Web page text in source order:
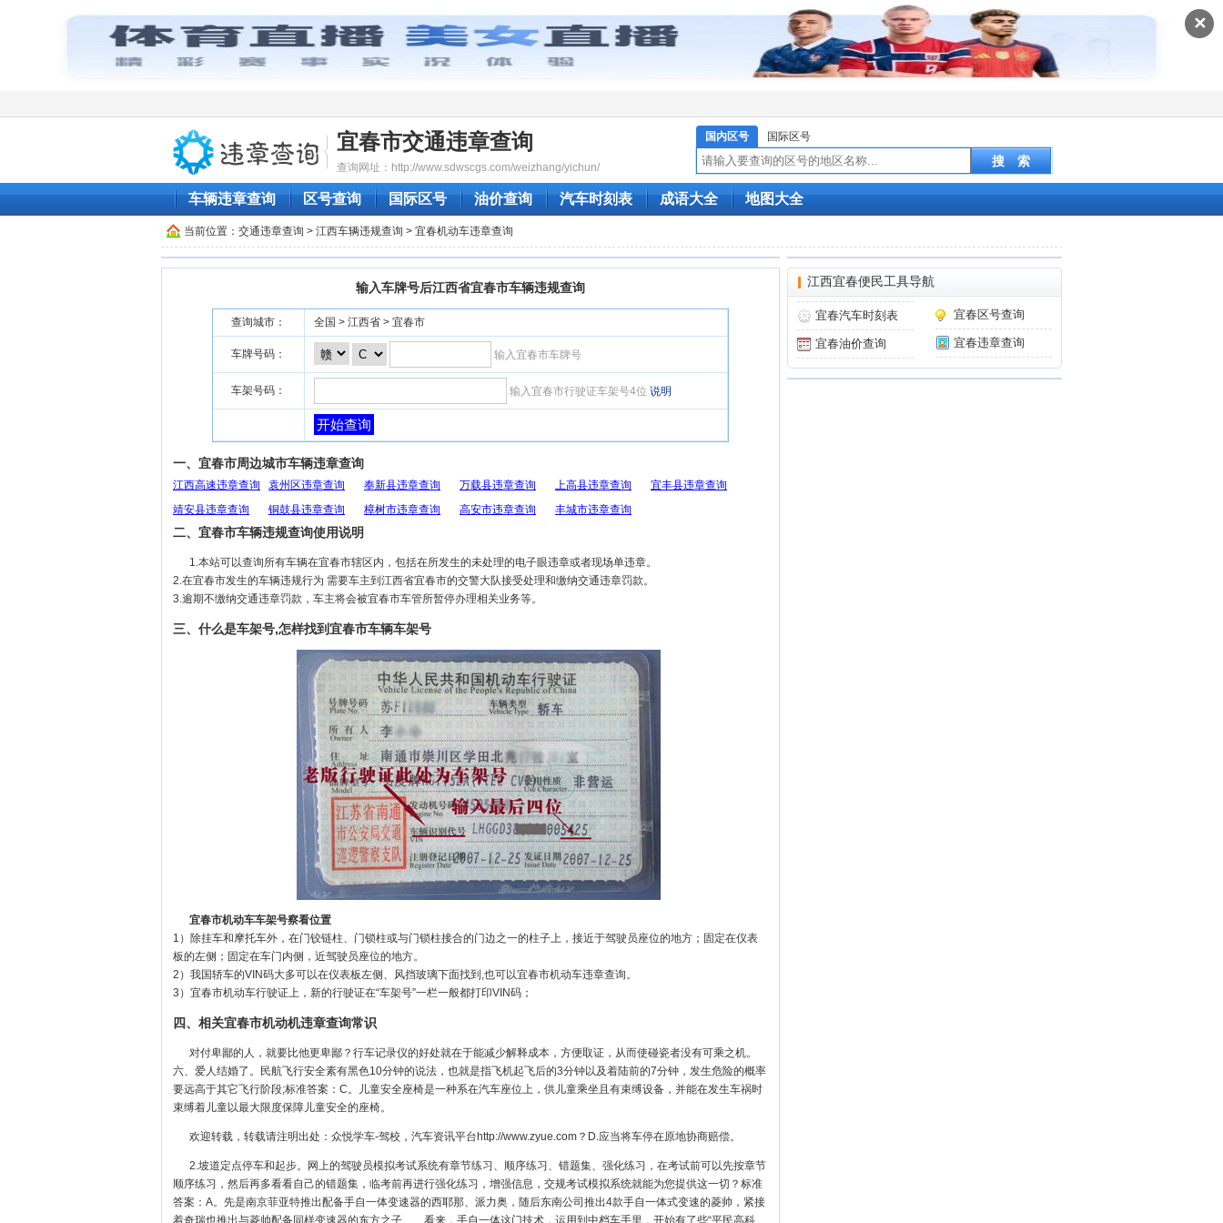
✕
宜春市交通违章查询
查询网址：http://www.sdwscgs.com/weizhang/yichun/
国内区号 国际区号
车辆违章查询 区号查询 国际区号 油价查询 汽车时刻表 成语大全 地图大全
当前位置： 交通违章查询 > 江西车辆违规查询 > 宜春机动车违章查询
输入车牌号后江西省宜春市车辆违规查询
查询城市： 全国 > 江西省 > 宜春市
车牌号码： 输入宜春市车牌号
车架号码： 输入宜春市行驶证车架号4位 说明
开始查询
一、宜春市周边城市车辆违章查询
江西高速违章查询 袁州区违章查询 奉新县违章查询 万载县违章查询 上高县违章查询
宜丰县违章查询
靖安县违章查询
铜鼓县违章查询 樟树市违章查询 高安市违章查询 丰城市违章查询
二、宜春市车辆违规查询使用说明
1.本站可以查询所有车辆在宜春市辖区内，包括在所发生的未处理的电子眼违章或者现场单违章。
2.在宜春市发生的车辆违规行为 需要车主到江西省宜春市的交警大队接受处理和缴纳交通违章罚款。
3.逾期不缴纳交通违章罚款，车主将会被宜春市车管所暂停办理相关业务等。
三、什么是车架号,怎样找到宜春市车辆车架号
宜春市机动车车架号察看位置
1）除挂车和摩托车外，在门铰链柱、门锁柱或与门锁柱接合的门边之一的柱子上，接近于驾驶员座位的地方；固定在仪表
板的左侧；固定在车门内侧，近驾驶员座位的地方。
2）我国轿车的VIN码大多可以在仪表板左侧、风挡玻璃下面找到,也可以宜春市机动车违章查询。
3）宜春市机动车行驶证上，新的行驶证在“车架号”一栏一般都打印VIN码；
四、相关宜春市机动机违章查询常识
对付卑鄙的人，就要比他更卑鄙？行车记录仪的好处就在于能减少解释成本，方便取证，从而使碰瓷者没有可乘之机。
六、爱人结婚了。民航飞行安全素有黑色10分钟的说法，也就是指飞机起飞后的3分钟以及着陆前的7分钟，发生危险的概率
要远高于其它飞行阶段;标准答案：C。儿童安全座椅是一种系在汽车座位上，供儿童乘坐且有束缚设备，并能在发生车祸时
束缚着儿童以最大限度保障儿童安全的座椅。
欢迎转载，转载请注明出处：众悦学车-驾校，汽车资讯平台http://www.zyue.com？D.应当将车停在原地协商赔偿。
2.坡道定点停车和起步。网上的驾驶员模拟考试系统有章节练习、顺序练习、错题集、强化练习，在考试前可以先按章节
顺序练习，然后再多看看自己的错题集，临考前再进行强化练习，增强信息，交规考试模拟系统就能为您提供这一切？标准
答案：A。先是南京菲亚特推出配备手自一体变速器的西耶那、派力奥，随后东南公司推出4款手自一体式变速的菱帅，紧接
着奇瑞也推出与菱帅配备同样变速器的东方之子……看来，手自一体这门技术，运用到中档车手里，开始有了些“平民高科
江西宜春便民工具导航
宜春区号查询
宜春汽车时刻表
宜春违章查询
宜春油价查询